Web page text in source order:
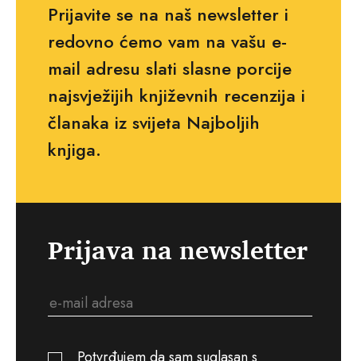
Prijavite se na naš newsletter i
redovno ćemo vam na vašu e-
mail adresu slati slasne porcije
najsvježijih književnih recenzija i
članaka iz svijeta Najboljih
knjiga.
Prijava na newsletter
Potvrđujem da sam suglasan s